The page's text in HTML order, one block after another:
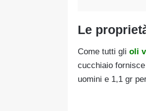
Le
Come tutti gli oli
cucchiaio
uomini e 1,1 gr